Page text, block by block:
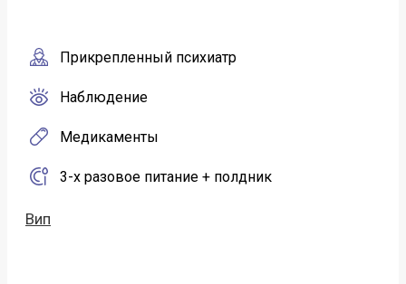
Прикрепленный психиатр
Наблюдение
Медикаменты
3-х разовое питание + полдник
Вип